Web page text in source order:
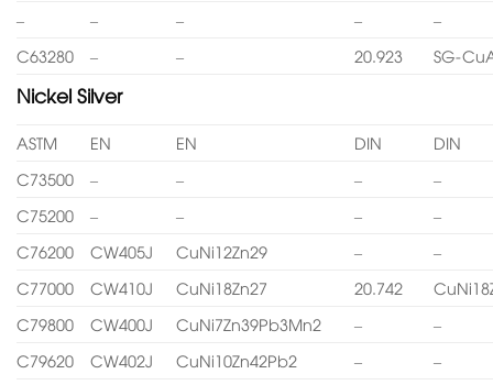
–
– – –
–
C63280
– – 20.923 SG-
Nickel Silver
ASTM EN EN DIN
DIN
C73500
– – –
–
C75200
– – –
–
C76200
CW405J CuNi12Zn29 –
–
C77000
CW410J CuNi18Zn27 20.742
C79800
CW400J CuNi7Zn39Pb3Mn2 –
–
C79620
CW402J CuNi10Zn42Pb2 –
–